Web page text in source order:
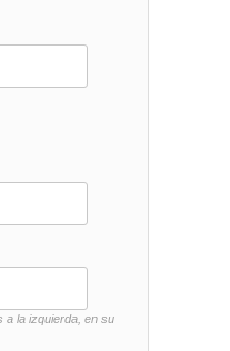
a la izquierda, en su